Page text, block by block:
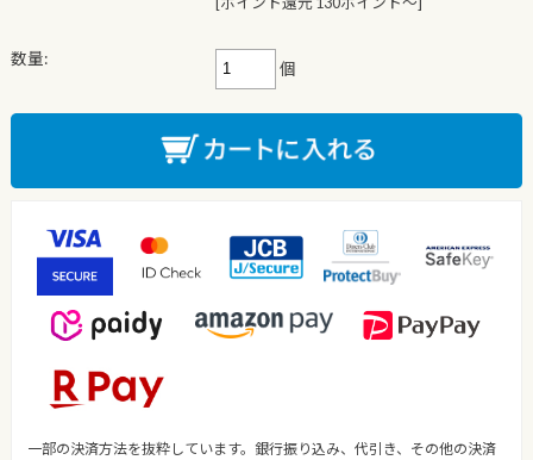
数量:
個
一部の決済方法を抜粋しています。銀行振り込み、代引き、その他の決済